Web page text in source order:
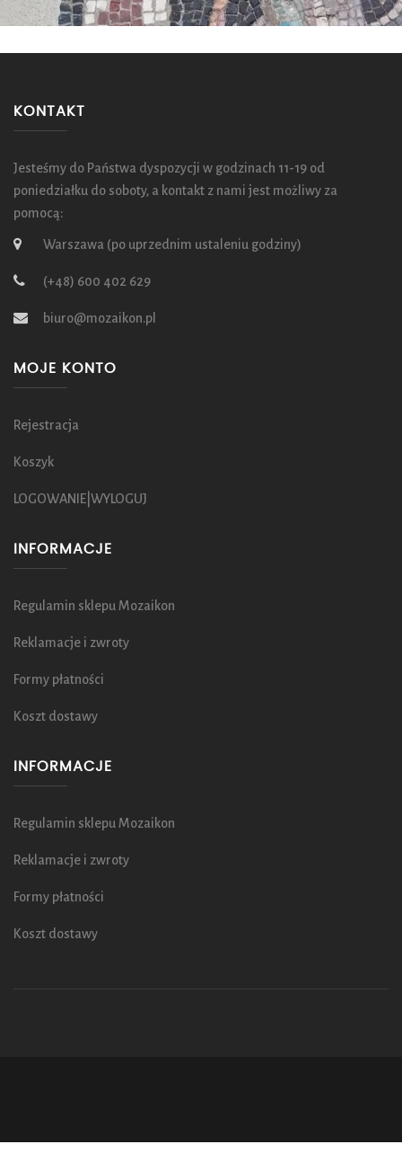
KONTAKT
Jesteśmy do Państwa dyspozycji w godzinach 11-19 od
poniedziałku do soboty, a kontakt z nami jest możliwy za
pomocą:
Warszawa (po uprzednim ustaleniu godziny)
(+48) 600 402 629
biuro@mozaikon.pl
MOJE KONTO
Rejestracja
Koszyk
LOGOWANIE|WYLOGUJ
INFORMACJE
Regulamin sklepu Mozaikon
Reklamacje i zwroty
Formy płatności
Koszt dostawy
INFORMACJE
Regulamin sklepu Mozaikon
Reklamacje i zwroty
Formy płatności
Koszt dostawy